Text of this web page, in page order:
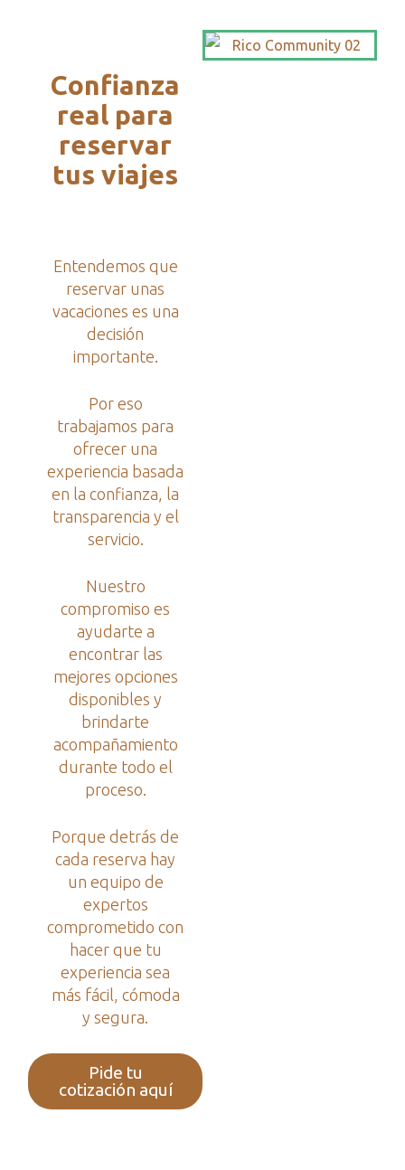
Confianza
real para
reservar
tus viajes
Entendemos que
reservar unas
vacaciones es una
decisión
importante.
Por eso
trabajamos para
ofrecer una
experiencia basada
en la confianza, la
transparencia y el
servicio.
Nuestro
compromiso es
ayudarte a
encontrar las
mejores opciones
disponibles y
brindarte
acompañamiento
durante todo el
proceso.
Porque detrás de
cada reserva hay
un equipo de
expertos
comprometido con
hacer que tu
experiencia sea
más fácil, cómoda
y segura.
Pide tu
cotización aquí